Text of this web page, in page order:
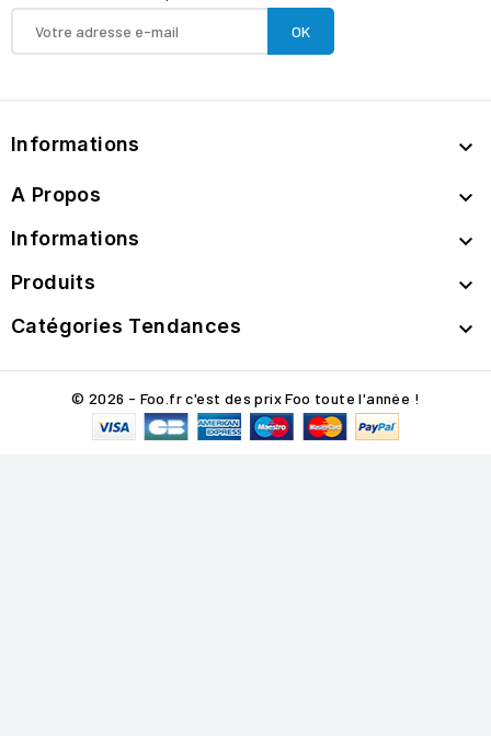
Informations 
A Propos 
Informations 
Produits 
Catégories Tendances 
© 2026 - Foo.fr c'est des prix Foo toute l'année !